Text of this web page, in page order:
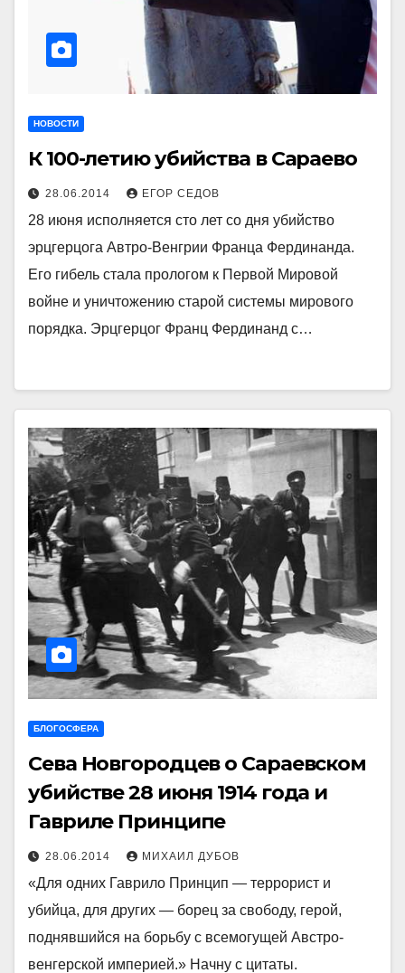
НОВОСТИ
К 100-летию убийства в Сараево
28.06.2014 ЕГОР СЕДОВ
28 июня исполняется сто лет со дня убийство
эрцгерцога Автро-Венгрии Франца Фердинанда.
Его гибель стала прологом к Первой Мировой
войне и уничтожению старой системы мирового
порядка. Эрцгерцог Франц Фердинанд с…
БЛОГОСФЕРА
Сева Новгородцев о Сараевском
убийстве 28 июня 1914 года и
Гавриле Принципе
28.06.2014 МИХАИЛ ДУБОВ
«Для одних Гаврило Принцип — террорист и
убийца, для других — борец за свободу, герой,
поднявшийся на борьбу с всемогущей Австро-
венгерской империей.» Начну с цитаты.